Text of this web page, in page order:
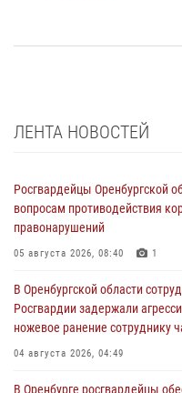
ЛЕНТА НОВОСТЕЙ
Росгвардейцы Оренбургской
вопросам противодействия
правонарушений
05 августа 2026, 08:40 1
В Оренбургской области
Росгвардии задержали
ножевое ранение сотруднику
04 августа 2026, 04:49
В Оренбурге росгвардейцы